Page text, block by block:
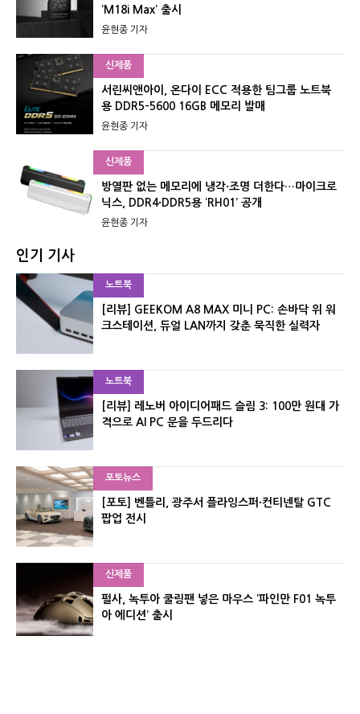
‘M18i Max’ 출시
윤현종 기자
신제품
서린씨앤아이, 온다이 ECC 적용한 팀그룹 노트북
용 DDR5-5600 16GB 메모리 발매
윤현종 기자
신제품
방열판 없는 메모리에 냉각·조명 더한다…마이크로
닉스, DDR4·DDR5용 ‘RH01’ 공개
윤현종 기자
인기 기사
노트북
[리뷰] GEEKOM A8 MAX 미니 PC: 손바닥 위 워
크스테이션, 듀얼 LAN까지 갖춘 묵직한 실력자
노트북
[리뷰] 레노버 아이디어패드 슬림 3: 100만 원대 가
격으로 AI PC 문을 두드리다
포토뉴스
[포토] 벤틀리, 광주서 플라잉스퍼·컨티넨탈 GTC
팝업 전시
신제품
펄사, 녹투아 쿨링팬 넣은 마우스 ‘파인만 F01 녹투
아 에디션’ 출시